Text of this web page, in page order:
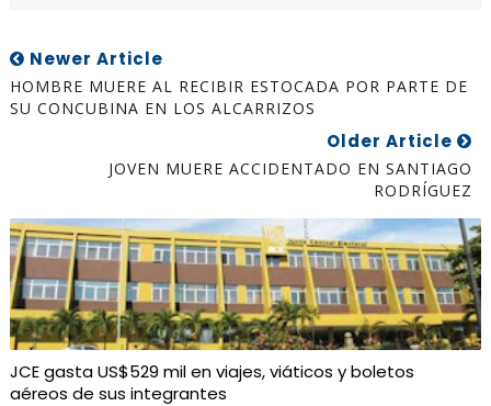
Newer Article
HOMBRE MUERE AL RECIBIR ESTOCADA POR PARTE DE
SU CONCUBINA EN LOS ALCARRIZOS
Older Article
JOVEN MUERE ACCIDENTADO EN SANTIAGO
RODRÍGUEZ
JCE gasta US$529 mil en viajes, viáticos y boletos
aéreos de sus integrantes